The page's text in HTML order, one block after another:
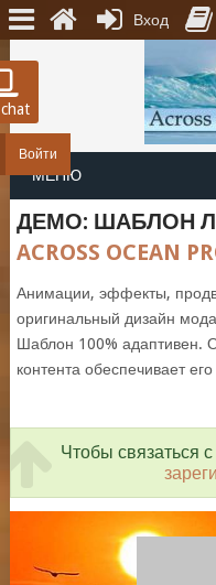
Войти
МЕНЮ
ДЕМО: ШАБЛОН
ACROSS OCEAN
Анимации, эффекты,
оригинальный дизайн
Шаблон 100% адаптивен.
контента обеспечивает
Чтобы связаться
Вход